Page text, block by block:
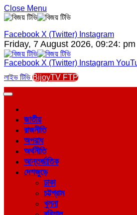
Close Menu
Facebook X (Twitter) Instagram
Friday, 7 August 2026, 09:24: pm
Facebook X (Twitter) Instagram
লাইভ টিভি BijoyTV FTP
জাতীয়
রাজনীতি
অপরাধ
অর্থনীতি
আন্তর্জাতিক
দেশজুড়ে
ঢাকা
চট্টগ্রাম
খুলনা